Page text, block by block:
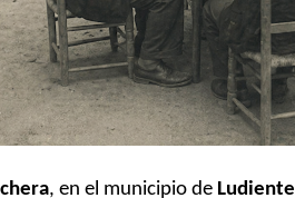
, en el municipio de Ludiente